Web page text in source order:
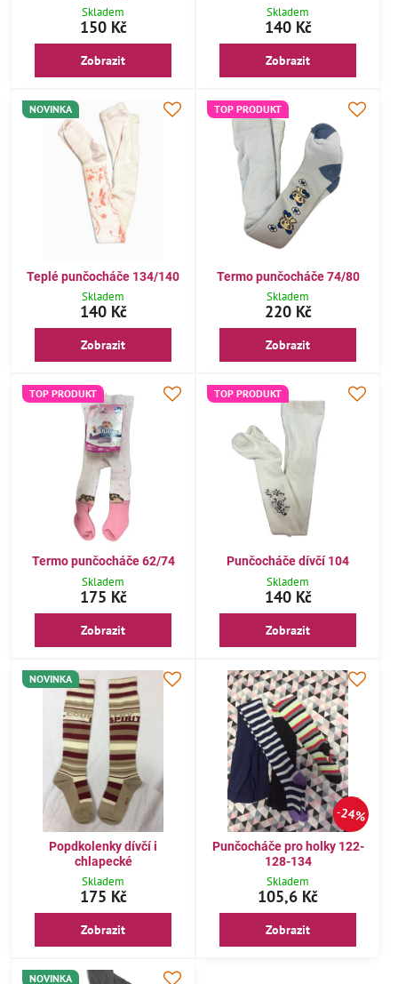
Skladem
150 Kč
Zobrazit
Skladem
140 Kč
Zobrazit
NOVINKA
Teplé punčocháče 134/140
Skladem
140 Kč
Zobrazit
TOP PRODUKT
Termo punčocháče 74/80
Skladem
220 Kč
Zobrazit
TOP PRODUKT
Termo punčocháče 62/74
Skladem
175 Kč
Zobrazit
TOP PRODUKT
Punčocháče dívčí 104
Skladem
140 Kč
Zobrazit
NOVINKA
Popdkolenky dívčí i
chlapecké
Skladem
175 Kč
Zobrazit
24%
Punčocháče pro holky 122-
128-134
Skladem
105,6 Kč
Zobrazit
NOVINKA